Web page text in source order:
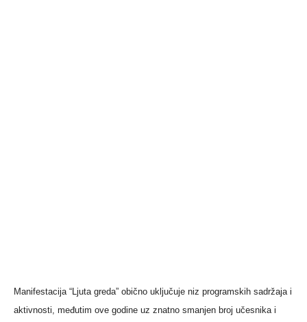
Manifestacija “Ljuta greda” obično uključuje niz programskih sadržaja i
aktivnosti, međutim ove godine uz znatno smanjen broj učesnika i